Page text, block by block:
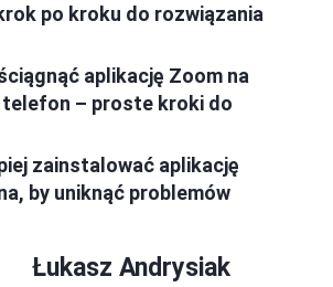
po kroku do rozwiązania
aplikację Zoom na
telefon – proste kroki do
zainstalować aplikację
by uniknąć problemów
Łukasz Andrysiak